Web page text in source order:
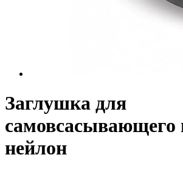
Заглушка для
самовсасывающего
нейлон